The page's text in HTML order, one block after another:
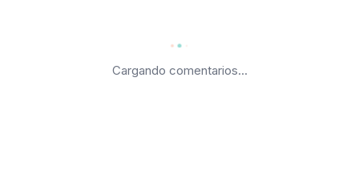
Cargando comentarios...